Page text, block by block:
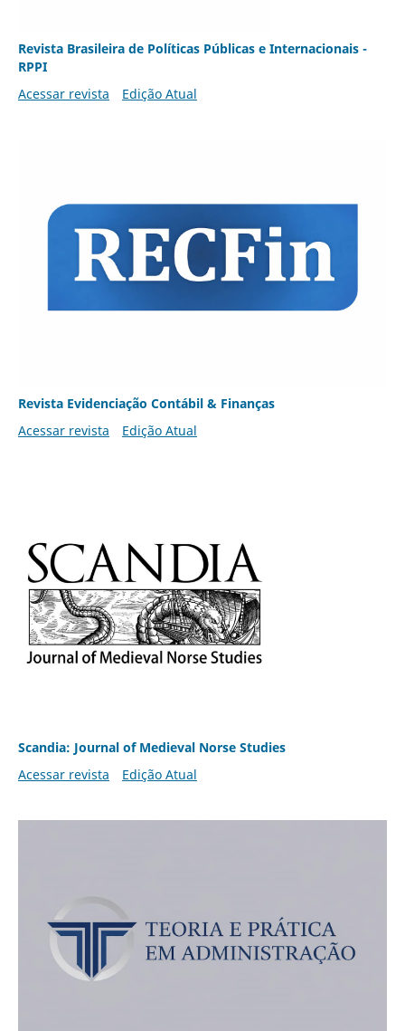
Revista Brasileira de Políticas Públicas e Internacionais -
RPPI
Acessar revista
Edição Atual
Revista Evidenciação Contábil & Finanças
Acessar revista
Edição Atual
Scandia: Journal of Medieval Norse Studies
Acessar revista
Edição Atual